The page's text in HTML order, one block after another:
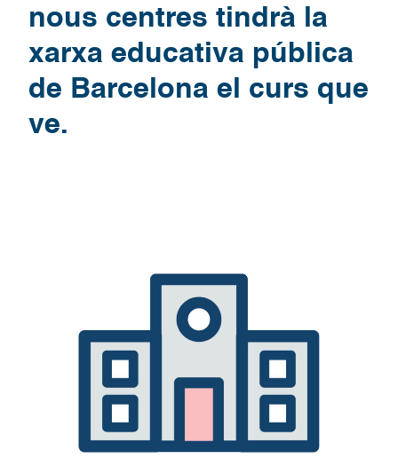
nous centres tindrà la
xarxa educativa pública
de Barcelona el curs que
ve.